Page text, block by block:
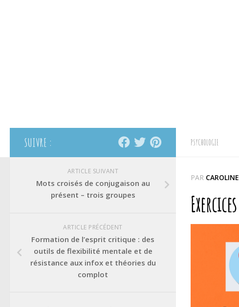
PSYCHOLOGIE
PAR CAROLINE
SUIVRE :
ARTICLE SUIVANT
Mots croisés de conjugaison au
présent – trois groupes
ARTICLE PRÉCÉDENT
Formation de l’esprit critique : des
outils de flexibilité mentale et de
résistance aux infox et théories du
complot